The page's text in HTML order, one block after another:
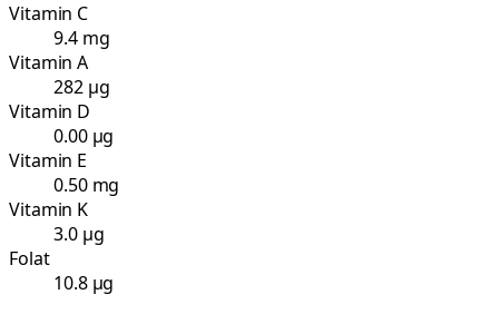
Vitamin C
9.4 mg
Vitamin A
282 µg
Vitamin D
0.00 µg
Vitamin E
0.50 mg
Vitamin K
3.0 µg
Folat
10.8 µg